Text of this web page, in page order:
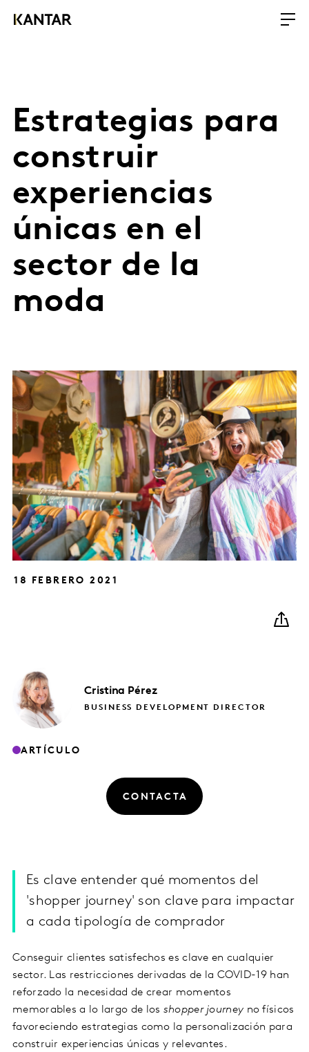
Estrategias para
construir
experiencias
únicas en el
sector de la
moda
18 FEBRERO 2021
Cristina Pérez
BUSINESS DEVELOPMENT DIRECTOR
ARTÍCULO
CONTACTA
Es clave entender qué momentos del
'shopper journey' son clave para impactar
a cada tipología de comprador
Conseguir clientes satisfechos es clave en cualquier
sector. Las restricciones derivadas de la COVID-19 han
reforzado la necesidad de crear momentos
memorables a lo largo de los shopper journey no físicos
favoreciendo estrategias como la personalización para
construir experiencias únicas y relevantes.